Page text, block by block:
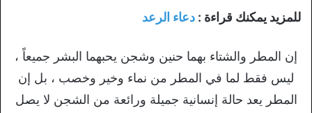
للمزيد يمكنك قراءة : دعاء الرعد
إن المطر والشتاء بهما حنين وشجن يحبهما البشر جميعاً ،
ليس فقط لما في المطر من نماء وخير وخصب ، بل إن
المطر يعد حالة إنسانية جميلة ورائعة من الشجن لا يصل